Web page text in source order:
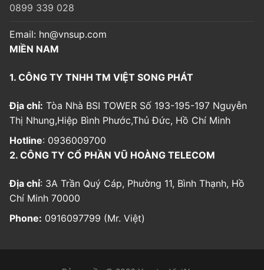
0899 339 028
Email: hn@vnsup.com
MIỀN NAM
1. CÔNG TY TNHH TM VIỆT SONG PHÁT
Địa chỉ: Tòa Nhà BSI TOWER Số 193-195-197 Nguyễn
Thị Nhung,Hiệp Bình Phước,Thủ Đức, Hồ Chí Minh
Hotline: 0936009700
2. CÔNG TY CỔ PHẦN VŨ HOÀNG TELECOM
Địa chỉ: 3A Trần Quý Cáp, Phường 11, Bình Thạnh, Hồ
Chí Minh 70000
Phone: 0916097799 (Mr. Việt)